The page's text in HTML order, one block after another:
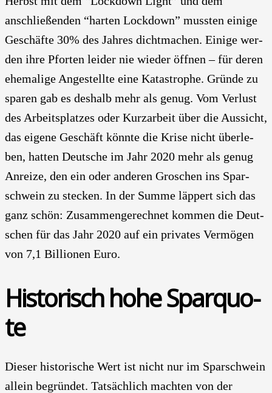
anschlie­ßen­den “har­ten Lock­down” muss­ten eini­ge
Geschäf­te 30% des Jah­res dicht­ma­chen. Eini­ge wer­
den ihre Pfor­ten lei­der nie wie­der öff­nen – für deren
ehe­ma­li­ge Ange­stell­te eine Kata­stro­phe. Grün­de zu
spa­ren gab es des­halb mehr als genug. Vom Ver­lust
des Arbeits­plat­zes oder Kurz­ar­beit über die Aus­sicht,
das eige­ne Geschäft könn­te die Kri­se nicht über­le­
ben, hat­ten Deut­sche im Jahr 2020 mehr als genug
Anrei­ze, den ein oder ande­ren Gro­schen ins Spar­
schwein zu ste­cken. In der Sum­me läp­pert sich das
ganz schön: Zusam­men­ge­rech­net kom­men die Deut­
schen für das Jahr 2020 auf ein pri­va­tes Ver­mö­gen
von 7,1 Bil­lio­nen Euro.
His­to­risch hohe Spar­quo­
te
Die­ser his­to­ri­sche Wert ist nicht nur im Spar­schwein
allein begrün­det. Tat­säch­lich mach­ten von der